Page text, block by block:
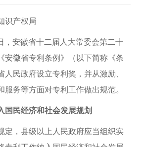
产权局
安徽省十二届人大常委会第二十
安徽省专利条例》（以下简称《条
民政府设立专利奖，并从激励、
务等方面对专利工作做出规范。
国民经济和社会发展规划
，县级以上人民政府应当组织实